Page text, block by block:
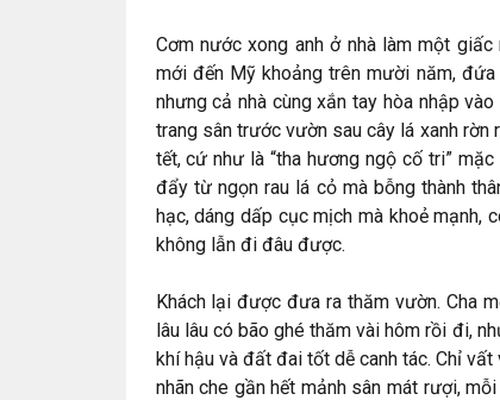
Cơm nước xong anh ở nhà làm một
mới đến Mỹ khoảng trên mười năm,
nhưng cả nhà cùng xắn tay hòa nhập
trang sân trước vườn sau cây lá xanh
tết, cứ như là “tha hương ngộ cố tri”
đẩy từ ngọn rau lá cỏ mà bỗng thành
hạc, dáng dấp cục mịch mà khoẻ mạnh,
không lẫn đi đâu được.
Khách lại được đưa ra thăm vườn. Cha
lâu lâu có bão ghé thăm vài hôm rồi đi,
khí hậu và đất đai tốt dễ canh tác. Chỉ
nhãn che gần hết mảnh sân mát rượi,